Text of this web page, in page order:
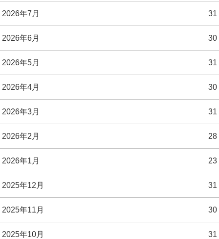
2026年7月 31
2026年6月 30
2026年5月 31
2026年4月 30
2026年3月 31
2026年2月 28
2026年1月 23
2025年12月 31
2025年11月 30
2025年10月 31